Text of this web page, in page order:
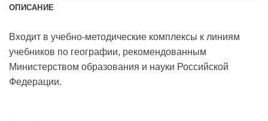
ОПИСАНИЕ
Входит в учебно-методические комплексы к линиям
учебников по географии, рекомендованным
Министерством образования и науки Российской
Федерации.